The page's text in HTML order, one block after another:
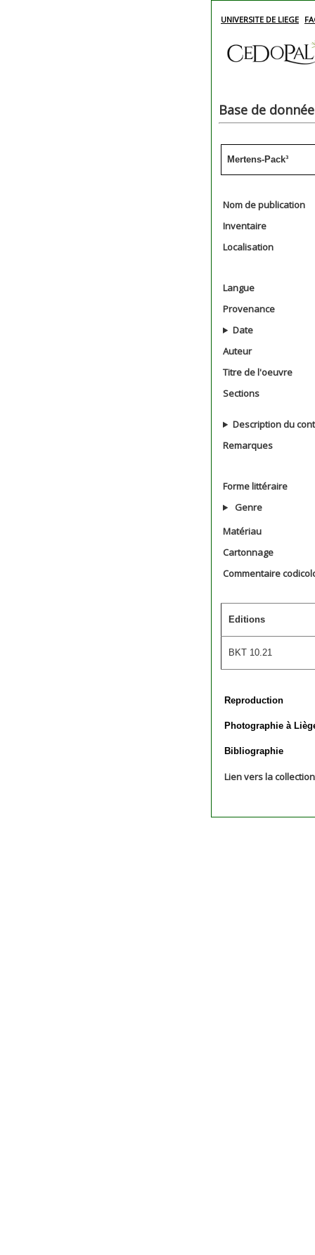
UNIVERSITE DE LIEGE
Base de
Mertens-Pack³
Nom de publication
Inventaire
Localisation
Langue
Provenance
Date
Auteur
Titre de l'oeuvre
Sections
Description du
Remarques
Forme littéraire
Genre
Matériau
Cartonnage
Commentaire
Editions
BKT 10.21
Reproduction
Photographie à
Bibliographie
Lien vers la